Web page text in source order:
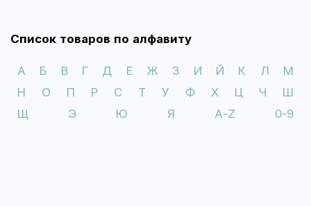
Список товаров по алфавиту
А Б В Г Д Е Ж З И Й К Л
М
Н
О П Р С Т У Ф Х Ц Ч
Ш
Щ
Э Ю Я A-Z 0-9